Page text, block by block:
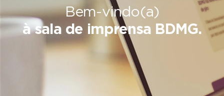
Bem-vindo(a)
à sala de imprensa BDMG.